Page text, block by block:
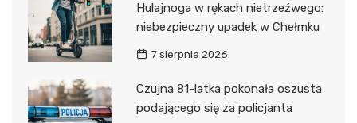
Hulajnoga w rękach nietrzeźwego:
niebezpieczny upadek w Chełmku
7 sierpnia 2026
Czujna 81-latka pokonała oszusta
podającego się za policjanta